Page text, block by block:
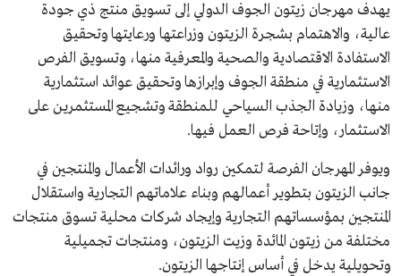
يهدف مهرجان زيتون الجوف الدولي إلى تسويق منتج ذي جودة
عالية، والاهتمام بشجرة الزيتون وزراعتها ورعايتها وتحقيق
الاستفادة الاقتصادية والصحية والمعرفية منها، وتسويق الفرص
الاستثمارية في منطقة الجوف وإبرازها وتحقيق عوائد استثمارية
منها، وزيادة الجذب السياحي للمنطقة وتشجيع المستثمرين على
الاستثمار، وإتاحة فرص العمل فيها.
ويوفر المهرجان الفرصة لتمكين رواد ورائدات الأعمال والمنتجين في
جانب الزيتون بتطوير أعمالهم وبناء علاماتهم التجارية واستقلال
المنتجين بمؤسساتهم التجارية وإيجاد شركات محلية تسوق منتجات
مختلفة من زيتون المائدة وزيت الزيتون، ومنتجات تجميلية
وتحويلية يدخل في أساس إنتاجها الزيتون.